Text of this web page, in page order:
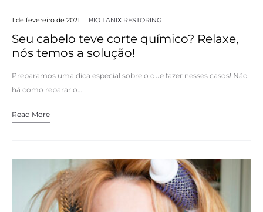
1 de fevereiro de 2021 BIO TANIX RESTORING
Seu cabelo teve corte químico? Relaxe,
nós temos a solução!
Preparamos uma dica especial sobre o que fazer nesses casos! Não
há como reparar o…
Read More